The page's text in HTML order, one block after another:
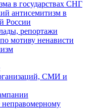
в государствах СНГ
антисемитизм в
России
репортажи
мотиву ненависти
СМИ и